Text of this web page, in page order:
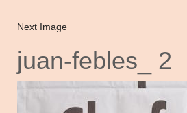
Next Image
juan-febles_ 2